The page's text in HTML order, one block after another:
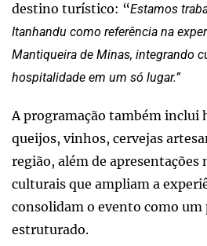
destino turístico: “Estamos
Itanhandu como referência na
Mantiqueira de Minas, integrando
hospitalidade em um só lugar.”
A programação também inclui
queijos, vinhos, cervejas
região, além de apresentações
culturais que ampliam a
consolidam o evento como
estruturado.